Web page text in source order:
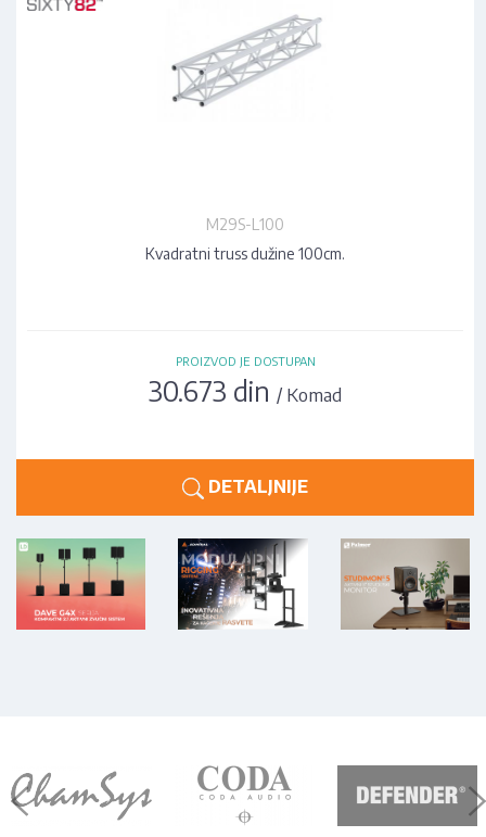
M29S-L100
Kvadratni truss dužine 100cm.
PROIZVOD JE DOSTUPAN
30.673 din / Komad
DETALJNIJE